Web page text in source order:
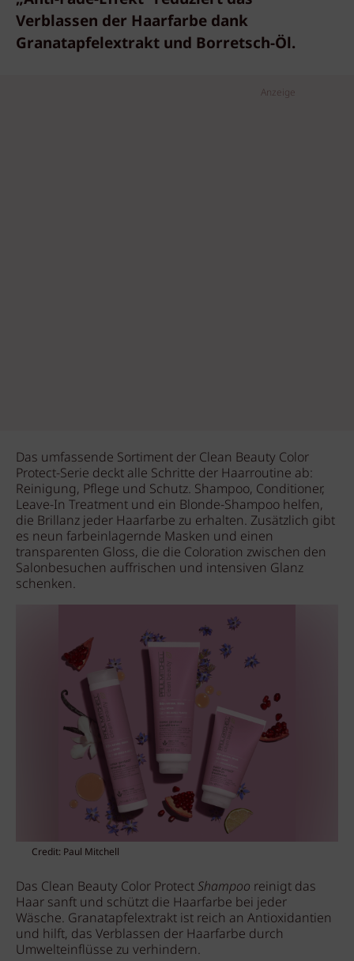
Verblassen der Haarfarbe dank
Granatapfelextrakt und Borretsch-Öl.
Anzeige
Das umfassende Sortiment der Clean Beauty Color
Protect-Serie deckt alle Schritte der Haarroutine ab:
Reinigung, Pflege und Schutz. Shampoo, Conditioner,
Leave-In Treatment und ein Blonde-Shampoo helfen,
die Brillanz jeder Haarfarbe zu erhalten. Zusätzlich gibt
es neun farbeinlagernde Masken und einen
transparenten Gloss, die die Coloration zwischen den
Salonbesuchen auffrischen und intensiven Glanz
schenken.
Credit: Paul Mitchell
Das Clean Beauty Color ProtectShampoo reinigt das
Haar sanft und schützt die Haarfarbe bei jeder
Wäsche. Granatapfelextrakt ist reich an Antioxidantien
und hilft, das Verblassen der Haarfarbe durch
Umwelteinflüsse zu verhindern.